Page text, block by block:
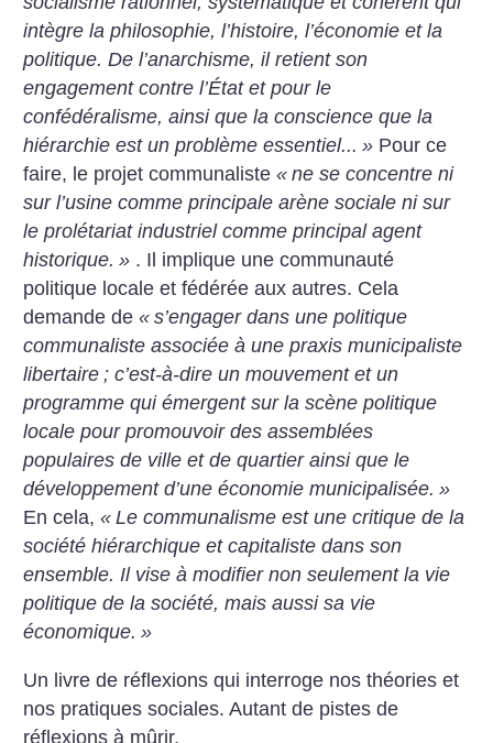
intègre la philosophie, l’histoire, l’économie et la
politique. De l’anarchisme, il retient son
engagement contre l’État et pour le
confédéralisme, ainsi que la conscience que la
hiérarchie est un problème essentiel... » Pour ce
faire, le projet communaliste« ne se concentre ni
sur l’usine comme principale arène sociale ni sur
le prolétariat industriel comme principal agent
historique. » . Il implique une communauté
politique locale et fédérée aux autres. Cela
demande de« s’engager dans une politique
communaliste associée à une praxis municipaliste
libertaire ; c’est-à-dire un mouvement et un
programme qui émergent sur la scène politique
locale pour promouvoir des assemblées
populaires de ville et de quartier ainsi que le
développement d’une économie municipalisée. »
En cela,« Le communalisme est une critique de la
société hiérarchique et capitaliste dans son
ensemble. Il vise à modifier non seulement la vie
politique de la société, mais aussi sa vie
économique. »
Un livre de réflexions qui interroge nos théories et
nos pratiques sociales. Autant de pistes de
réflexions à mûrir.